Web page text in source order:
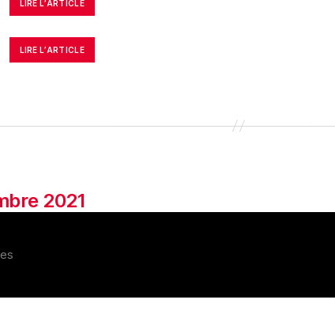
LIRE L’ARTICLE
LIRE L’ARTICLE
2021